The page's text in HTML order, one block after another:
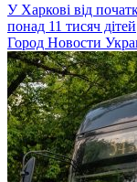
У Харкові від
понад 11 тисяч дітей
Город Новости